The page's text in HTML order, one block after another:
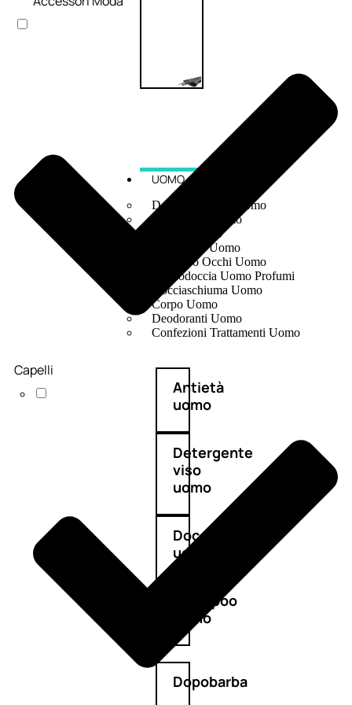
UOMO
Detergente Viso Uomo
Dopobarba Uomo
Antieta Uomo
Anticaduta Uomo
Contorno Occhi Uomo
Bagnodoccia Uomo Profumi
Docciaschiuma Uomo
Corpo Uomo
Deodoranti Uomo
Confezioni Trattamenti Uomo
Antietà
uomo
Detergente
viso
uomo
Docciaschiuma
uomo
Shampoo
uomo
Dopobarba
Capelli